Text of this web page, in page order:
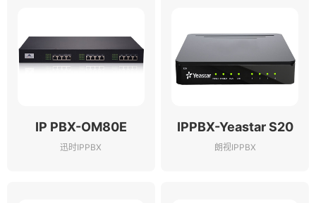
IP PBX-OM80E
迅时IPPBX
IPPBX-Yeastar S20
朗视IPPBX